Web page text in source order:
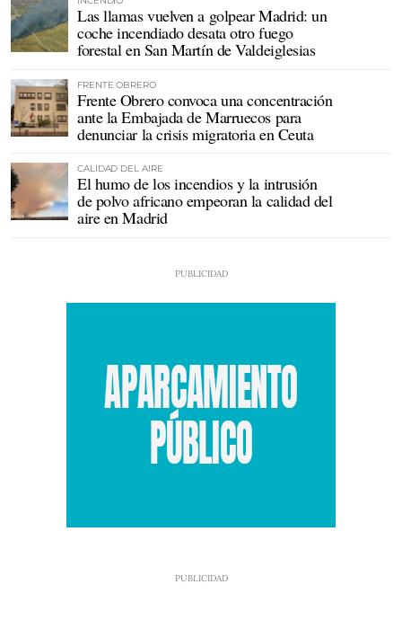
Las llamas vuelven a golpear Madrid: un
coche incendiado desata otro fuego
forestal en San Martín de Valdeiglesias
FRENTE OBRERO
Frente Obrero convoca una concentración
ante la Embajada de Marruecos para
denunciar la crisis migratoria en Ceuta
CALIDAD DEL AIRE
El humo de los incendios y la intrusión
de polvo africano empeoran la calidad del
aire en Madrid